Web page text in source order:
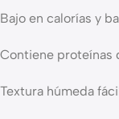
Bajo en calorías y
Contiene proteínas
Textura húmeda